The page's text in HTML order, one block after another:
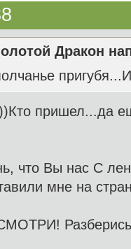
Дракон
пришел...да
что Вы нас С
мне на